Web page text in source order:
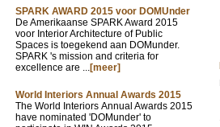
SPARK AWARD 2015 voor DOMUnder
De Amerikaanse SPARK Award 2015
voor Interior Architecture of Public
Spaces is toegekend aan DOMunder.
SPARK 's mission and criteria for
excellence are ...[meer]
World Interiors Annual Awards 2015
The World Interiors Annual Awards 2015
have nominated 'DOMunder' to